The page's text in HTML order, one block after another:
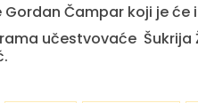
Čampar koji je će
učestvovaće Šukrija